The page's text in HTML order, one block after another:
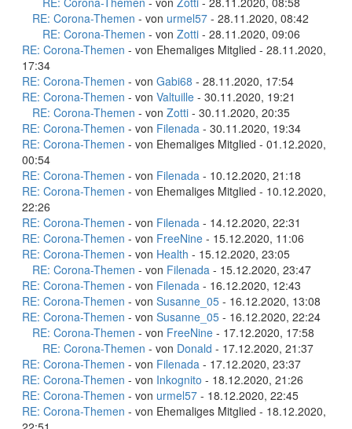
RE: Corona-Themen - von urmel57 - 28.11.2020, 08:42
RE: Corona-Themen - von Zotti - 28.11.2020, 09:06
RE: Corona-Themen - von Ehemaliges Mitglied - 28.11.2020,
17:34
RE: Corona-Themen - von Gabi68 - 28.11.2020, 17:54
RE: Corona-Themen - von Valtuille - 30.11.2020, 19:21
RE: Corona-Themen - von Zotti - 30.11.2020, 20:35
RE: Corona-Themen - von Filenada - 30.11.2020, 19:34
RE: Corona-Themen - von Ehemaliges Mitglied - 01.12.2020,
00:54
RE: Corona-Themen - von Filenada - 10.12.2020, 21:18
RE: Corona-Themen - von Ehemaliges Mitglied - 10.12.2020,
22:26
RE: Corona-Themen - von Filenada - 14.12.2020, 22:31
RE: Corona-Themen - von FreeNine - 15.12.2020, 11:06
RE: Corona-Themen - von Health - 15.12.2020, 23:05
RE: Corona-Themen - von Filenada - 15.12.2020, 23:47
RE: Corona-Themen - von Filenada - 16.12.2020, 12:43
RE: Corona-Themen - von Susanne_05 - 16.12.2020, 13:08
RE: Corona-Themen - von Susanne_05 - 16.12.2020, 22:24
RE: Corona-Themen - von FreeNine - 17.12.2020, 17:58
RE: Corona-Themen - von Donald - 17.12.2020, 21:37
RE: Corona-Themen - von Filenada - 17.12.2020, 23:37
RE: Corona-Themen - von Inkognito - 18.12.2020, 21:26
RE: Corona-Themen - von urmel57 - 18.12.2020, 22:45
RE: Corona-Themen - von Ehemaliges Mitglied - 18.12.2020,